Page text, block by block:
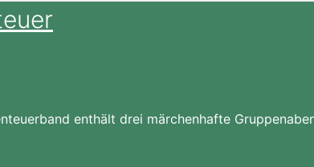
enthält drei märchenhafte